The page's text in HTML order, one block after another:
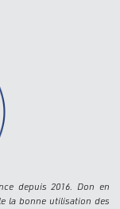
depuis 2016. Don en
la bonne utilisation des